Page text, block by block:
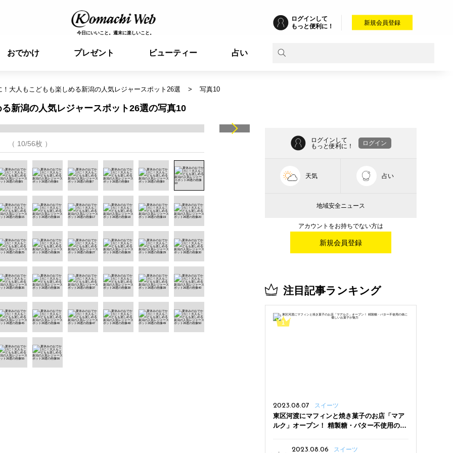
今日にいいこと。週末に楽しいこと。
ログインして
もっと便利に！
新規会員登録
おでかけ プレゼント ビューティー 占い
大人もこどもも楽しめる新潟の人気レジャースポット26選 写真10
新潟の人気レジャースポット26選の写真10
（ 10/56枚 ）
ログインして
もっと便利に！
ログイン
天気 占い
地域安全ニュース
アカウントをお持ちでない方は
新規会員登録
注目記事ランキング
2023.08.07 スイーツ
東区河渡にマフィンと焼き菓子のお店「マア
ルク」オープン！ 精製糖・バター不使用の体
2023.08.06
スイーツ